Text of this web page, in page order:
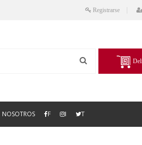
Registrarse
NOSOTROS F I T